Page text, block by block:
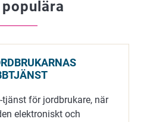
för jordbrukare, när
elektroniskt och